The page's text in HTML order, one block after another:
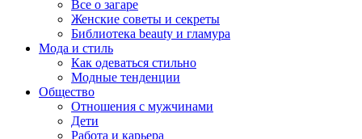
Все о загаре
Женские советы и секреты
Библиотека beauty и гламура
Мода и стиль
Как одеваться стильно
Модные тенденции
Общество
Отношения с мужчинами
Дети
Работа и карьера